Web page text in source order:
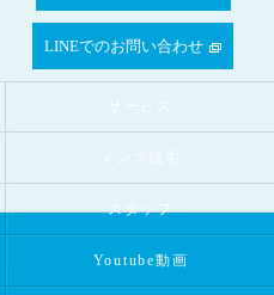
LINEでのお問い合わせ
サービス
メンズ脱毛
スタッフ
Youtube動画